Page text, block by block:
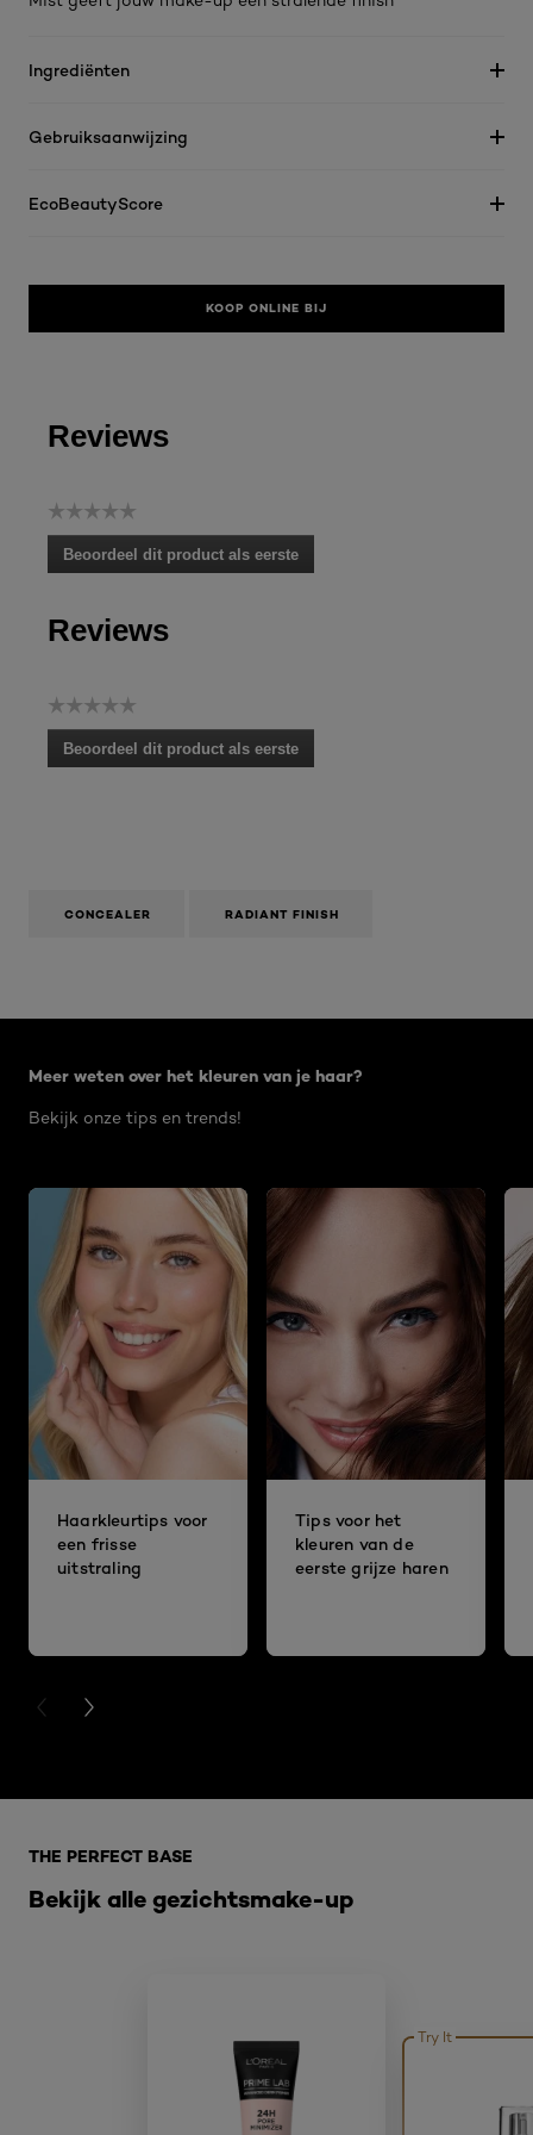
Ingrediënten
Gebruiksaanwijzing
EcoBeautyScore
KOOP ONLINE BIJ
Reviews
☆☆☆☆☆
Geen
scorewaarde
Beoordeel dit product als eerste
.
deze
actie
een
modaal
dialoogvenster.
Reviews
☆☆☆☆☆
Geen
scorewaarde
Beoordeel dit product als eerste
.
een
CONCEALER RADIANT FINISH
Meer weten over het kleuren van je haar?
Bekijk onze tips en trends!
Haarkleurtips voor
een frisse
uitstraling
Tips voor het
kleuren van de
eerste grijze haren
PREVIOUS CARD
NEXT CARD
Bekijk alle gezichtsmake-up
THE PERFECT BASE
Try It